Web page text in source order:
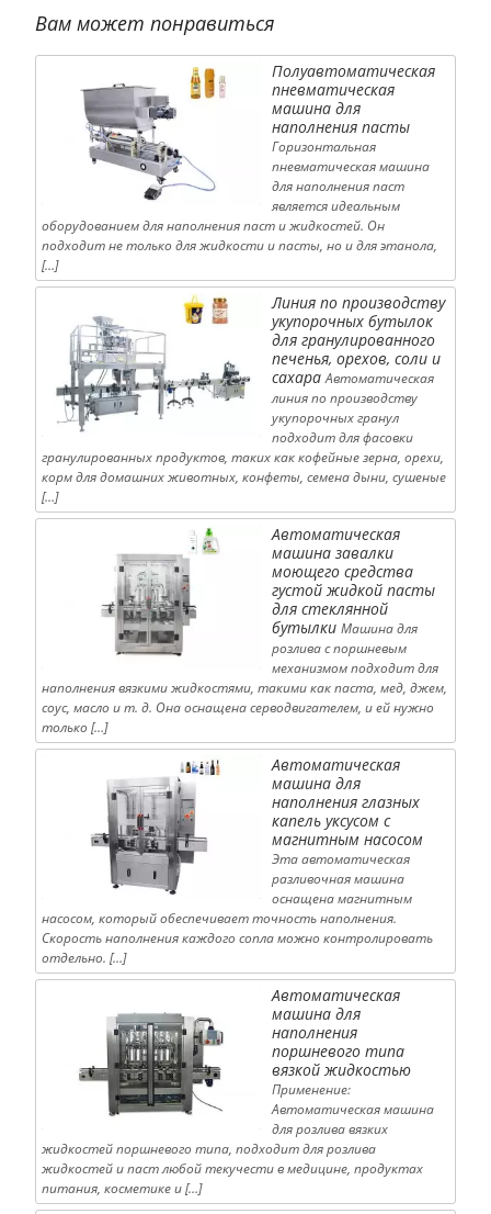
Вам может понравиться
Полуавтоматическая
пневматическая
машина для
наполнения пасты
Горизонтальная
пневматическая машина
для наполнения паст
является идеальным
оборудованием для наполнения паст и жидкостей. Он
подходит не только для жидкости и пасты, но и для этанола,
[…]
Линия по производству
укупорочных бутылок
для гранулированного
печенья, орехов, соли и
сахара Автоматическая
линия по производству
укупорочных гранул
подходит для фасовки
гранулированных продуктов, таких как кофейные зерна, орехи,
корм для домашних животных, конфеты, семена дыни, сушеные
[…]
Автоматическая
машина завалки
моющего средства
густой жидкой пасты
для стеклянной
бутылки Машина для
розлива с поршневым
механизмом подходит для
наполнения вязкими жидкостями, такими как паста, мед, джем,
соус, масло и т. д. Она оснащена серводвигателем, и ей нужно
только […]
Автоматическая
машина для
наполнения глазных
капель уксусом с
магнитным насосом
Эта автоматическая
разливочная машина
оснащена магнитным
насосом, который обеспечивает точность наполнения.
Скорость наполнения каждого сопла можно контролировать
отдельно. […]
Автоматическая
машина для
наполнения
поршневого типа
вязкой жидкостью
Применение:
Автоматическая машина
для розлива вязких
жидкостей поршневого типа, подходит для розлива
жидкостей и паст любой текучести в медицине, продуктах
питания, косметике и […]